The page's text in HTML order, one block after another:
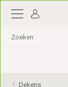
Dekens